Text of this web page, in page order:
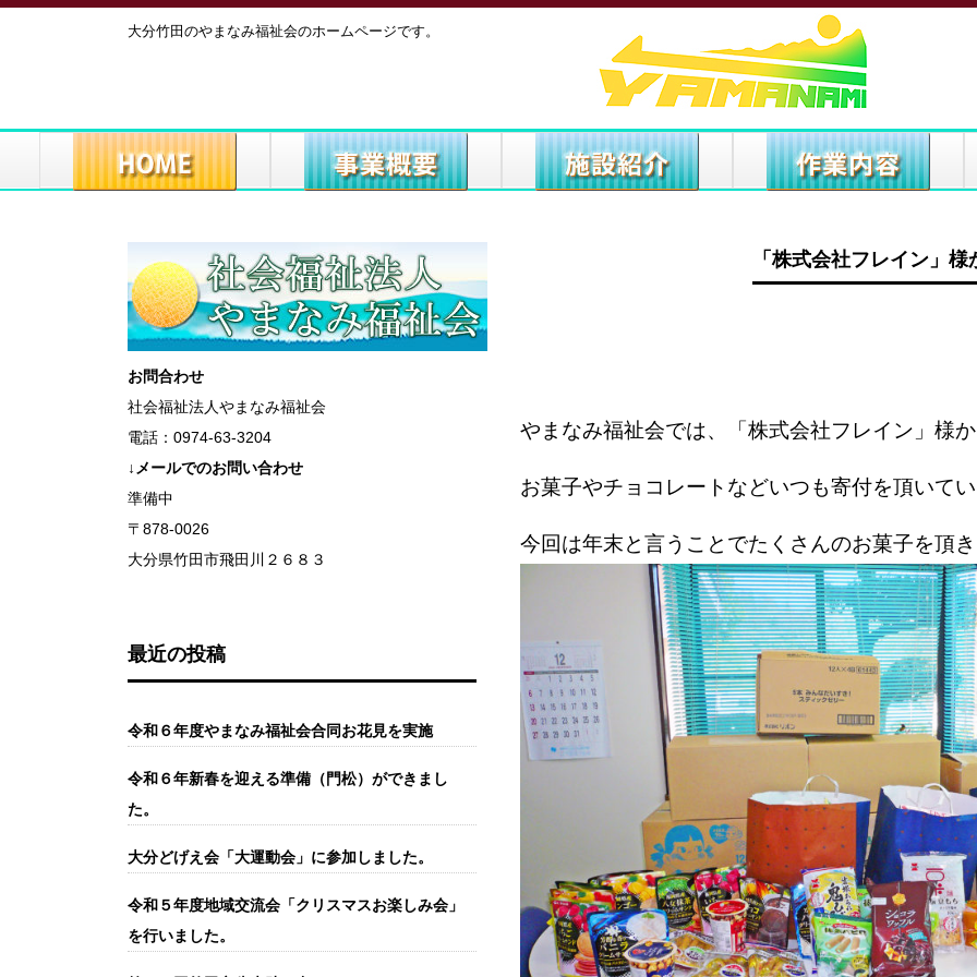
大分竹田のやまなみ福祉会のホームページです。
「株式会社フレイン」
やまなみ福祉会では、「株式会社フレイン」様
お菓子やチョコレートなどいつも寄付を頂いて
今回は年末と言うことでたくさんのお菓子を頂
お問合わせ
社会福祉法人やまなみ福祉会
電話：0974-63-3204
↓メールでのお問い合わせ
準備中
〒878-0026
大分県竹田市飛田川２６８３
最近の投稿
令和６年度やまなみ福祉会合同お花見を実施
令和６年新春を迎える準備（門松）ができまし
た。
大分どげえ会「大運動会」に参加しました。
令和５年度地域交流会「クリスマスお楽しみ会」
を行いました。